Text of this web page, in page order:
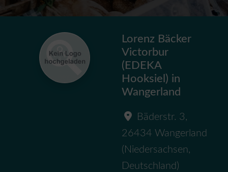
Lorenz Bäcker
Victorbur
(EDEKA
Hooksiel) in
Wangerland
Bäderstr. 3,
26434 Wangerland
( Niedersachsen,
Deutschland )